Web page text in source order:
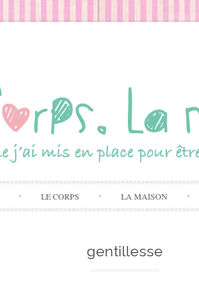
LE CORPS LA MAISON
gentillesse